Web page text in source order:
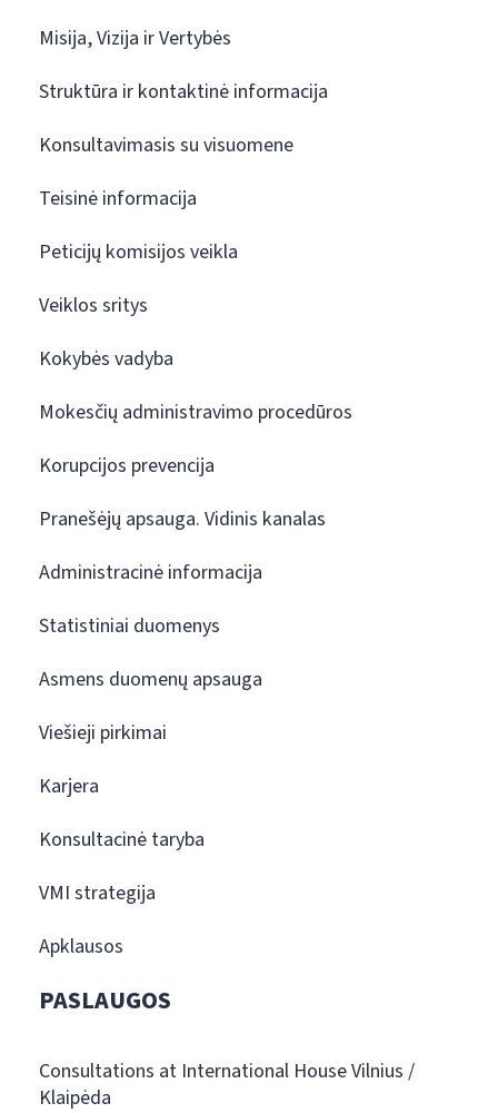
Misija, Vizija ir Vertybės
Struktūra ir kontaktinė informacija
Konsultavimasis su visuomene
Teisinė informacija
Peticijų komisijos veikla
Veiklos sritys
Kokybės vadyba
Mokesčių administravimo procedūros
Korupcijos prevencija
Pranešėjų apsauga. Vidinis kanalas
Administracinė informacija
Statistiniai duomenys
Asmens duomenų apsauga
Viešieji pirkimai
Karjera
Konsultacinė taryba
VMI strategija
Apklausos
PASLAUGOS
Consultations at International House Vilnius /
Klaipėda